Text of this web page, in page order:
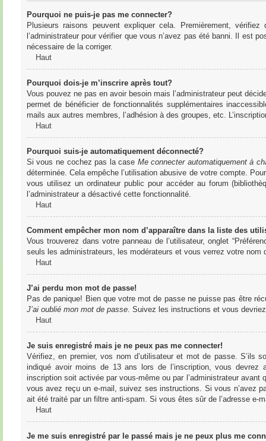
Pourquoi ne puis-je pas me connecter?
Plusieurs raisons peuvent expliquer cela. Premièrement,
l’administrateur pour vérifier que vous n’avez pas été banni. Il est
nécessaire de la corriger.
Haut
Pourquoi dois-je m’inscrire après tout?
Vous pouvez ne pas en avoir besoin mais l’administrateur peut
permet de bénéficier de fonctionnalités supplémentaires
mails aux autres membres, l’adhésion à des groupes, etc.
Haut
Pourquoi suis-je automatiquement déconnecté?
Si vous ne cochez pas la case Me connecter automatiquement à
déterminée. Cela empêche l’utilisation abusive de votre compte.
vous utilisez un ordinateur public pour accéder au forum
l’administrateur a désactivé cette fonctionnalité.
Haut
Comment empêcher mon nom d’apparaître dans la liste des
Vous trouverez dans votre panneau de l’utilisateur, onglet
seuls les administrateurs, les modérateurs et vous verrez votre
Haut
J’ai perdu mon mot de passe!
Pas de panique! Bien que votre mot de passe ne puisse pas être
J’ai oublié mon mot de passe. Suivez les instructions et vous
Haut
Je suis enregistré mais je ne peux pas me connecter!
Vérifiez, en premier, vos nom d’utilisateur et mot de passe.
indiqué avoir moins de 13 ans lors de l’inscription, vous
inscription soit activée par vous-même ou par l’administrateur
vous avez reçu un e-mail, suivez ses instructions. Si vous n’avez
ait été traité par un filtre anti-spam. Si vous êtes sûr de l’adresse e-
Haut
Je me suis enregistré par le passé mais je ne peux plus me